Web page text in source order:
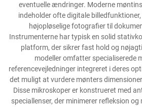
eventuelle ændringer. Moderne
indeholder ofte digitale
højopløselige fotografier til
Instrumenterne har typisk en solid
platform, der sikrer fast hold og
modeller omfatter specialiserede
referencevejledninger integreret i deres
det muligt at vurdere mønters
Disse mikroskoper er konstrueret med
speciallenser, der minimerer refleksion